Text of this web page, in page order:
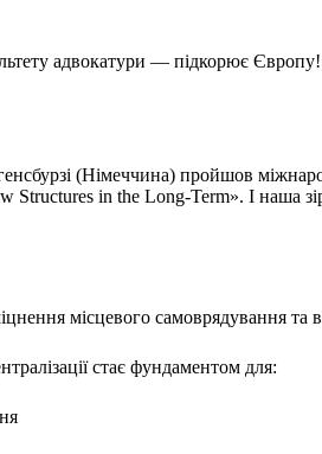
адвокатури — підкорює Європу!
(Німеччина) пройшов
Structures in the Long-Term». І наша
місцевого самоврядування та
стає фундаментом для: